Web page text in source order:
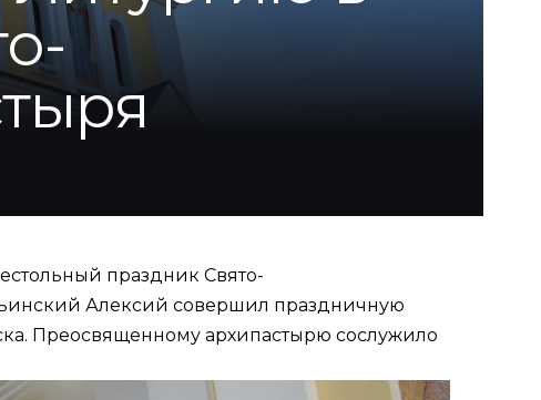
праздник Свято-
Алексий совершил праздничную
Преосвященному архипастырю сослужило